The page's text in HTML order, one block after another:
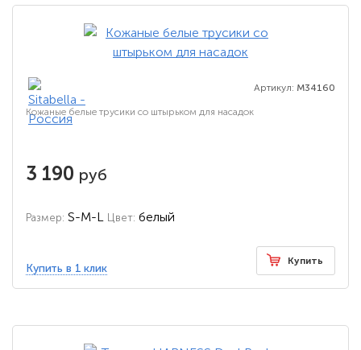
Артикул: M34160
Кожаные белые трусики со штырьком для насадок
3 190 руб
Размер: S-M-L Цвет: белый
Купить в 1 клик
Купить